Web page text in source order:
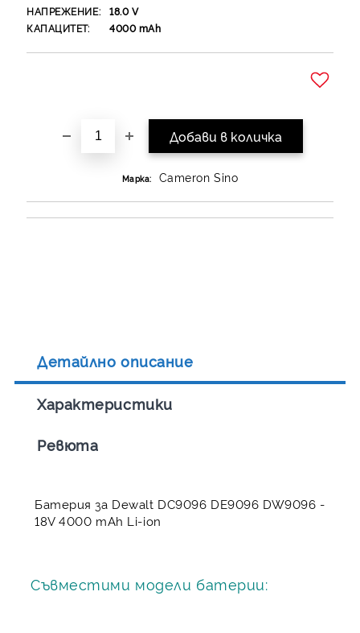
НАПРЕЖЕНИЕ: 18.0V
КАПАЦИТЕТ:
4000mAh
Марка: Cameron Sino
Детайлно описание
Характеристики
Ревюта
Батерия за Dewalt DC9096 DE9096 DW9096 -
18V 4000 mAh Li-ion
Съвместими модели батерии: